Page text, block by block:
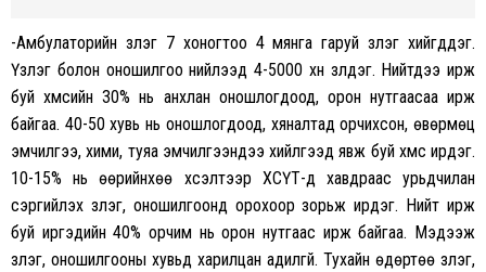
-Амбулаторийн үзлэг 7 хоногтоо 4 мянга гаруй үзлэг хийгддэг.
Үзлэг болон оношилгоо нийлээд 4-5000 хүн үзүүлдэг. Нийтдээ ирж
буй хүмүүсийн 30% нь анхлан оношлогдоод, орон нутгаасаа ирж
байгаа. 40-50 хувь нь оношлогдоод, хяналтад орчихсон, өвөрмөц
эмчилгээ, хими, туяа эмчилгээнүүдээ хийлгээд явж буй хүмүүс ирдэг.
10-15% нь өөрийнхөө хүсэлтээр ХСҮТ-д хавдраас урьдчилан
сэргийлэх үзлэг, оношилгоонд орохоор зорьж ирдэг. Нийт ирж
буй иргэдийн 40% орчим нь орон нутгаас ирж байгаа. Мэдээж
үзлэг, оношилгооны хувьд харилцан адилгүй. Тухайн өдөртөө үзлэг,